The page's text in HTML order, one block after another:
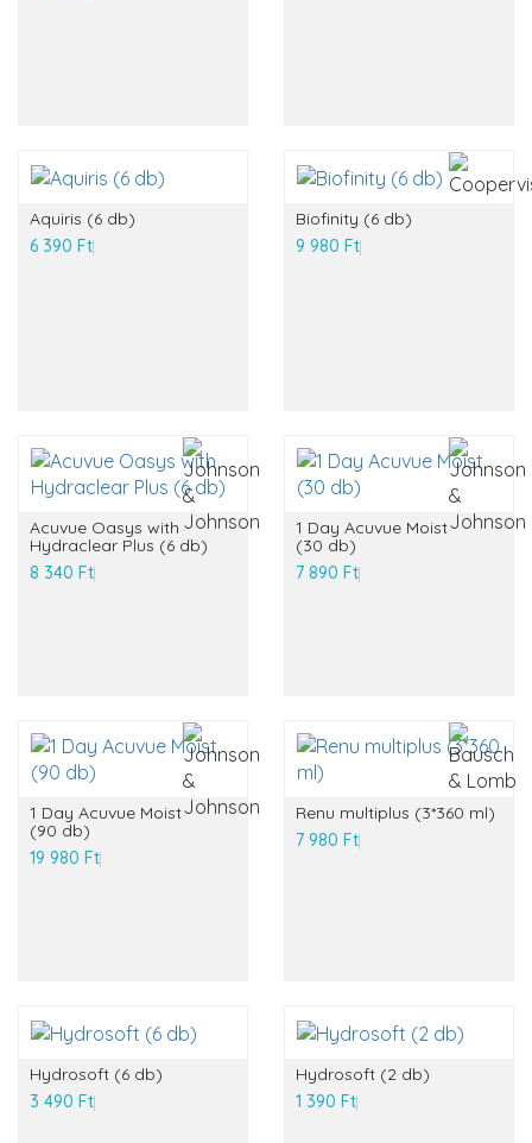
Aquiris (6 db)
6 390 Ft
Biofinity (6 db)
9 980 Ft
Acuvue Oasys with
Hydraclear Plus (6 db)
8 340 Ft
1 Day Acuvue Moist
(30 db)
7 890 Ft
1 Day Acuvue Moist
(90 db)
19 980 Ft
Renu multiplus (3*360 ml)
7 980 Ft
Hydrosoft (6 db)
3 490 Ft
Hydrosoft (2 db)
1 390 Ft